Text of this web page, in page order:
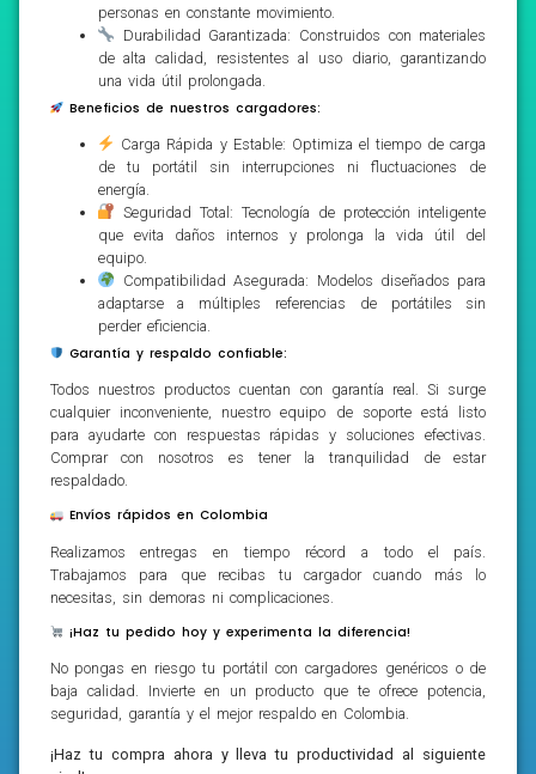
personas en constante movimiento.
Durabilidad Garantizada: Construidos con materiales
de alta calidad, resistentes al uso diario, garantizando
una vida útil prolongada.
Beneficios de nuestros cargadores:
Carga Rápida y Estable: Optimiza el tiempo de carga
de tu portátil sin interrupciones ni fluctuaciones de
energía.
Seguridad Total: Tecnología de protección inteligente
que evita daños internos y prolonga la vida útil del
equipo.
Compatibilidad Asegurada: Modelos diseñados para
adaptarse a múltiples referencias de portátiles sin
perder eficiencia.
Garantía y respaldo confiable:
Todos nuestros productos cuentan con garantía real. Si surge
cualquier inconveniente, nuestro equipo de soporte está listo
para ayudarte con respuestas rápidas y soluciones efectivas.
Comprar con nosotros es tener la tranquilidad de estar
respaldado.
Envíos rápidos en Colombia
Realizamos entregas en tiempo récord a todo el país.
Trabajamos para que recibas tu cargador cuando más lo
necesitas, sin demoras ni complicaciones.
¡Haz tu pedido hoy y experimenta la diferencia!
No pongas en riesgo tu portátil con cargadores genéricos o de
baja calidad. Invierte en un producto que te ofrece potencia,
seguridad, garantía y el mejor respaldo en Colombia.
¡Haz tu compra ahora y lleva tu productividad al siguiente